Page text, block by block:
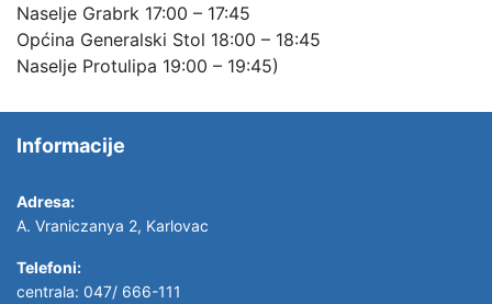
Naselje Grabrk 17:00 – 17:45
Općina Generalski Stol 18:00 – 18:45
Naselje Protulipa 19:00 – 19:45)
Informacije
Adresa:
A. Vraniczanya 2, Karlovac
Telefoni:
centrala: 047/ 666-111